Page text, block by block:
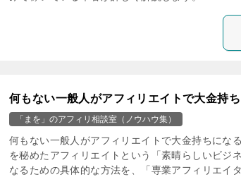
何もない一般人がアフィリエイトで大金持
「まを」のアフィリ相談室（ノウハウ集）
何もない一般人がアフィリエイトで大金持ちにな
を秘めたアフィリエイトという「素晴らしいビジ
なるための具体的な方法を、「専業アフィリエイ